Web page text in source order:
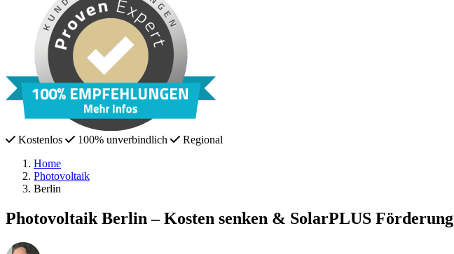
Kostenlos 100% unverbindlich
Regional
Home
Photovoltaik
Berlin
Photovoltaik Berlin – Kosten senken & SolarPLUS Förderung